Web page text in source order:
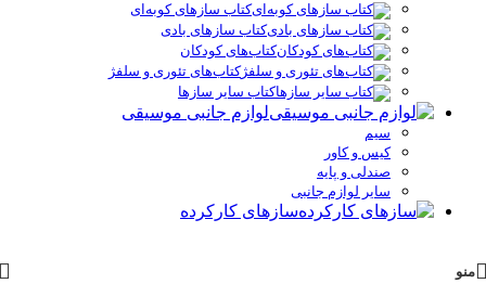
کتاب سازهای کوبه‌ای
کتاب سازهای بادی
کتاب‌های کودکان
کتاب‌های تئوری و سلفژ
کتاب سایر سازها
لوازم جانبی موسیقی
سیم
کیس و کاور
صندلی و پایه
سایر لوازم جانبی
سازهای کارکرده
منو